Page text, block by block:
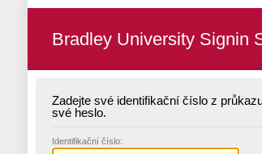
Bradley University Signin
Zadejte své identifikační číslo z
své heslo.
Identifikační číslo: